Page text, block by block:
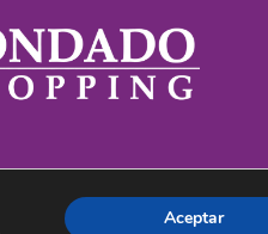
© 2026.
Aceptar